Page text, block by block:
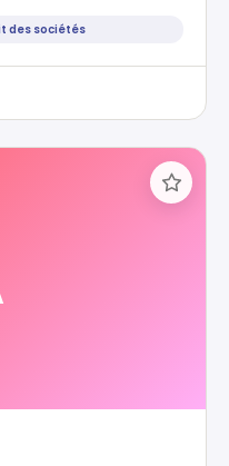
des sociétés